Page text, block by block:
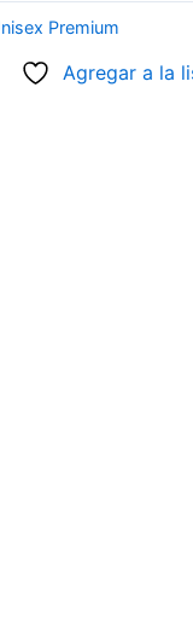
Premium
Agregar a la